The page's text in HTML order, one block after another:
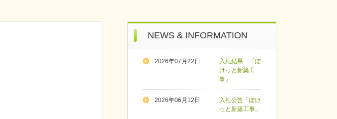
NEWS & INFORMATION
2026年07月22日
入札結果 「ぽ
けっと新築工
事」
2026年06月12日
入札公告「ぽけ
っと新築工事」